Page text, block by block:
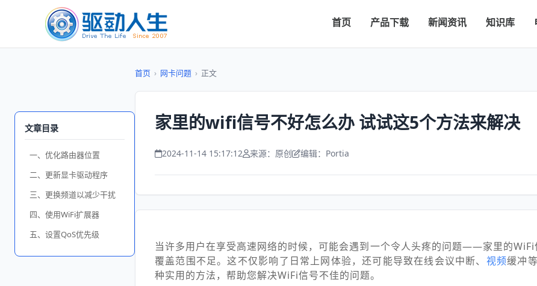
首页 产品下载 新闻资讯 知识库
文章目录
一、优化路由器位置
二、更新显卡驱动程序
三、更换频道以减少干扰
四、使用WiFi扩展器
五、设置QoS优先级
首页 › 网卡问题 › 正文
家里的wifi信号不好怎么办 试试这5个方法来解决
2024-11-14 15:17:12 来源：原创 编辑：Portia
当许多用户在享受高速网络的时候，可能会遇到一个令人头疼的问题——家里的WiFi
覆盖范围不足。这不仅影响了日常上网体验，还可能导致在线会议中断、 视频缓冲
种实用的方法，帮助您解决WiFi信号不佳的问题。